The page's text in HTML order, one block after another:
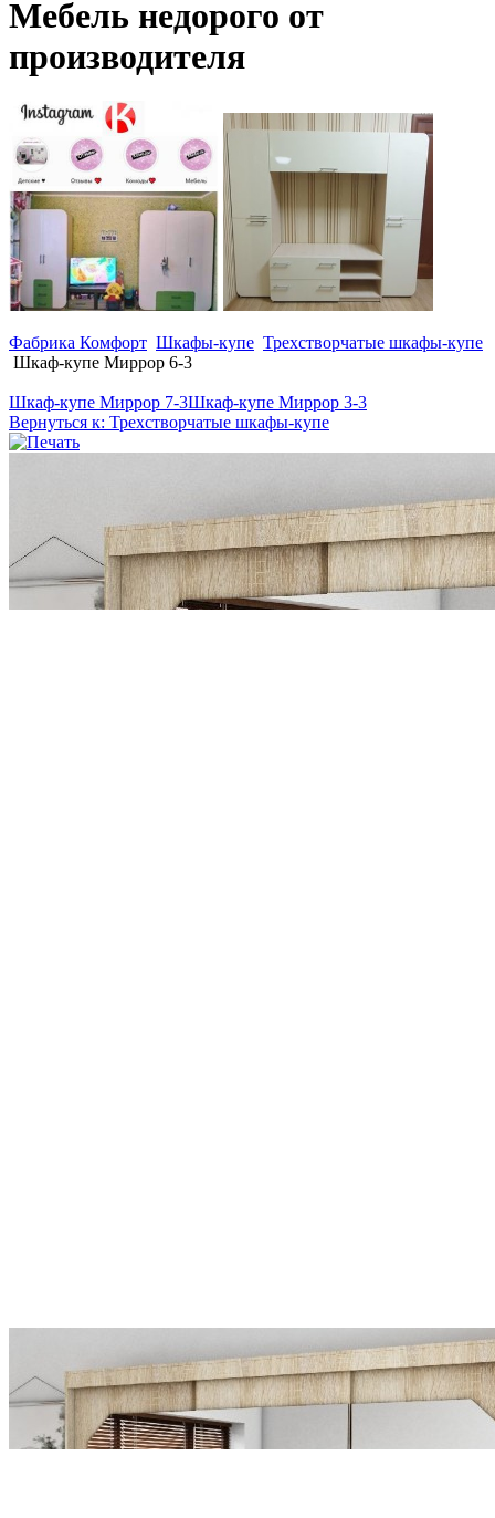
Мебель недорого от
производителя
Фабрика Комфорт Шкафы-купе Трехстворчатые шкафы-купе
Шкаф-купе Миррор 6-3
Шкаф-купе Миррор 7-3Шкаф-купе Миррор 3-3
Вернуться к: Трехстворчатые шкафы-купе